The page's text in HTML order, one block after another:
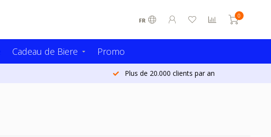
FR
0
Cadeau de Biere Promo
Commandé aujourd'hui - Expédié demain (Belgique)*